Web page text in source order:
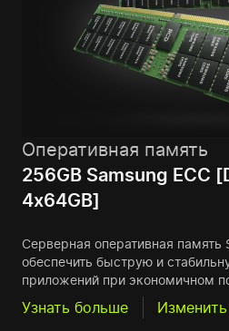
Оперативная память
256GB Samsung ECC
4x64GB]
Серверная оперативная память
обеспечить быструю и
приложений при экономичном
Узнать больше Изменить